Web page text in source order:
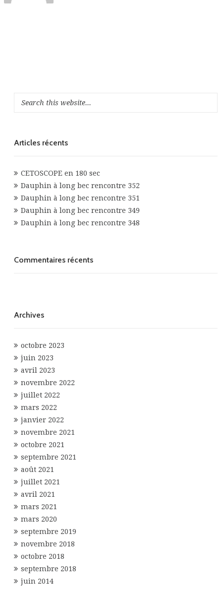
Articles récents
CETOSCOPE en 180 sec
Dauphin à long bec rencontre 352
Dauphin à long bec rencontre 351
Dauphin à long bec rencontre 349
Dauphin à long bec rencontre 348
Commentaires récents
Archives
octobre 2023
juin 2023
avril 2023
novembre 2022
juillet 2022
mars 2022
janvier 2022
novembre 2021
octobre 2021
septembre 2021
août 2021
juillet 2021
avril 2021
mars 2021
mars 2020
septembre 2019
novembre 2018
octobre 2018
septembre 2018
juin 2014